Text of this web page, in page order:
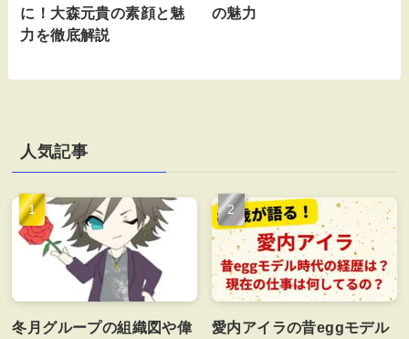
に！大森元貴の素顔と魅
力を徹底解説
の魅力
人気記事
冬月グループの組織図や偉
愛内アイラの昔eggモデル